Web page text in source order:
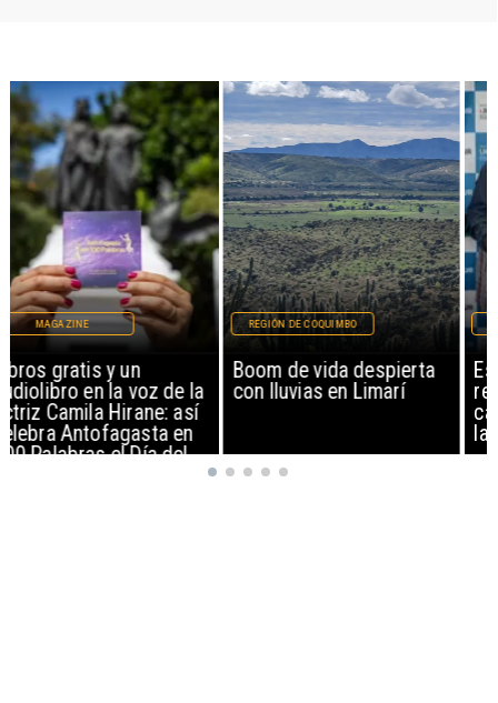
Boom de vida despierta
con lluvias en Limarí
REGIÓN DE COQUIMBO
Estudiantes de Tocopilla
representarán a Chile en
REGIONAL